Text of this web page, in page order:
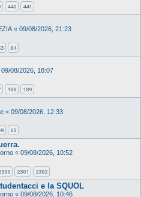
440 441
« 09/08/2026, 21:23
64
09/08/2026, 18:07
188 189
« 09/08/2026, 12:33
60
« 09/08/2026, 10:52
2301 2302
e la SQUOL
« 09/08/2026, 10:46